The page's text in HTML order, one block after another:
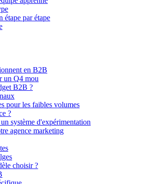
étape par étape
en B2B
un Q4 mou
B2B ?
pour les faibles volumes
?
système d'expérimentation
agence marketing
choisir ?